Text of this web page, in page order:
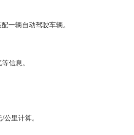
一辆自动驾驶车辆。
信息。
里计算。